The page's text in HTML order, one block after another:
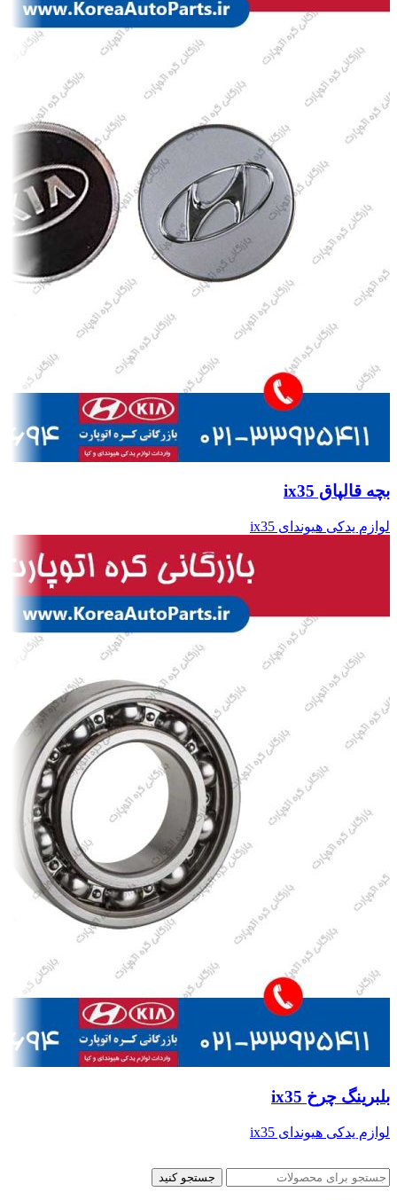
بچه قالپاق ix35
لوازم یدکی هیوندای ix35
بلبرینگ چرخ ix35
لوازم یدکی هیوندای ix35
جستجو کنید